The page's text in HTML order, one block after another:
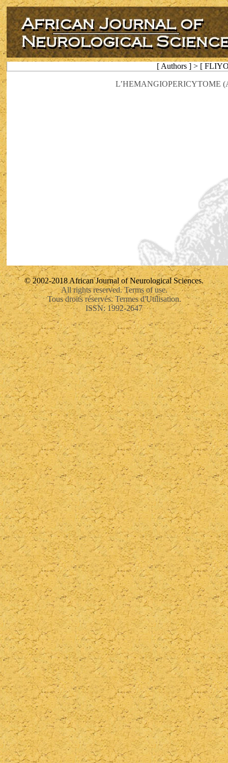
[ Authors ] > [
L’HEMANGIOPERICYTOME
© 2002-2018 African Journal of Neurological Sciences.
All rights reserved. Terms of use.
Tous droits réservés. Termes d'Utilisation.
ISSN: 1992-2647